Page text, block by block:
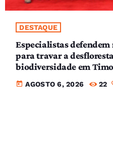
DESTAQUE
Especialistas
para travar a
biodiversidade em
today AGOSTO 6, 2026 22